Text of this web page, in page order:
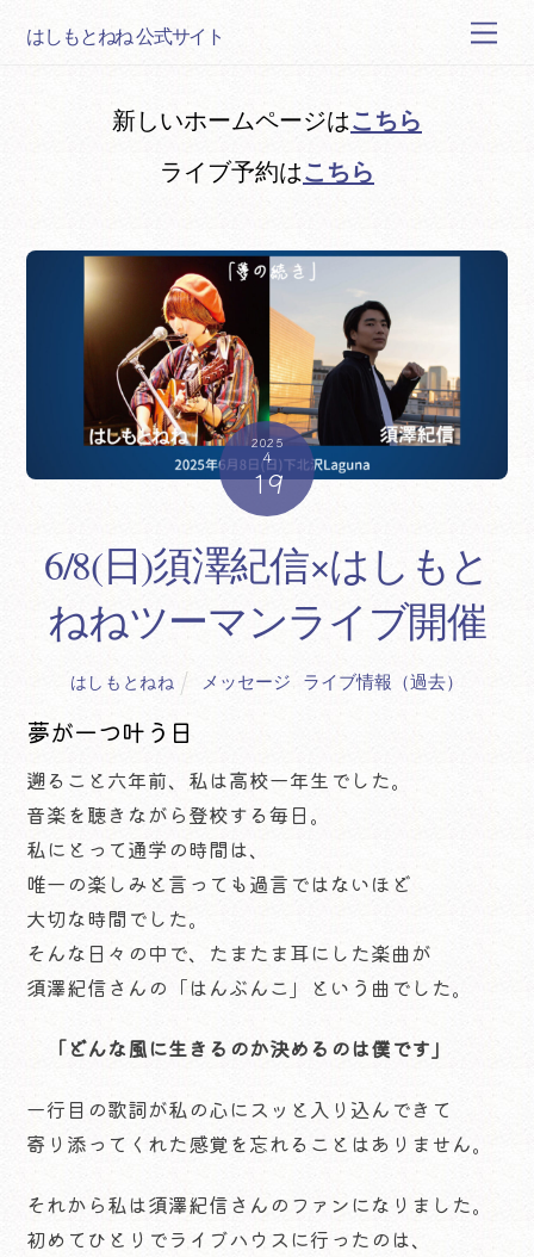
はしもとねね 公式サイト
新しいホームページはこちら
ライブ予約はこちら
2025
4
19
6/8(日)須澤紀信×はしもと
ねねツーマンライブ開催
はしもとねね メッセージ ライブ情報（過去）
夢が一つ叶う日
遡ること六年前、私は高校一年生でした。
音楽を聴きながら登校する毎日。
私にとって通学の時間は、
唯一の楽しみと言っても過言ではないほど
大切な時間でした。
そんな日々の中で、たまたま耳にした楽曲が
須澤紀信さんの「はんぶんこ」という曲でした。
「どんな風に生きるのか決めるのは僕です」
一行目の歌詞が私の心にスッと入り込んできて
寄り添ってくれた感覚を忘れることはありません。
それから私は須澤紀信さんのファンになりました。
初めてひとりでライブハウスに行ったのは、